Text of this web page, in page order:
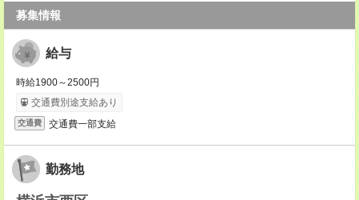
募集情報
給与
時給1900～2500円
交通費別途支給あり
交通費 交通費一部支給
勤務地